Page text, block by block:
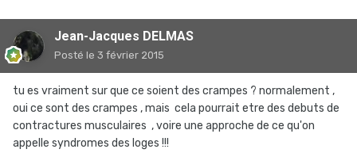
Jean-Jacques DELMAS
Posté le 3 février 2015
tu es vraiment sur que ce soient des crampes ? normalement ,
oui ce sont des crampes , mais cela pourrait etre des debuts de
contractures musculaires , voire une approche de ce qu'on
appelle syndromes des loges !!!